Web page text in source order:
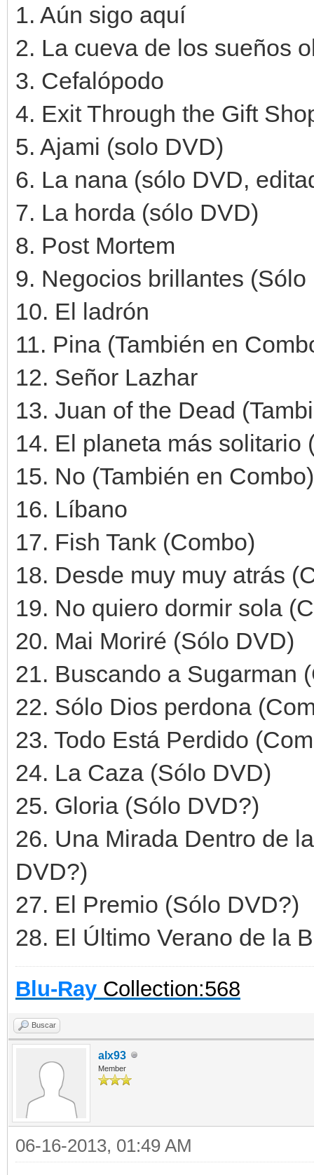
1. Aún sigo aquí
2. La cueva de los sueños
3. Cefalópodo
4. Exit Through the Gift
5. Ajami (solo DVD)
6. La nana (sólo DVD,
7. La horda (sólo DVD)
8. Post Mortem
9. Negocios brillantes (Sólo
10. El ladrón
11. Pina (También en
12. Señor Lazhar
13. Juan of the Dead
14. El planeta más solitario
15. No (También en Combo)
16. Líbano
17. Fish Tank (Combo)
18. Desde muy muy atrás
19. No quiero dormir sola
20. Mai Moriré (Sólo DVD)
21. Buscando a Sugarman
22. Sólo Dios perdona
23. Todo Está Perdido
24. La Caza (Sólo DVD)
25. Gloria (Sólo DVD?)
26. Una Mirada Dentro de
DVD?)
27. El Premio (Sólo DVD?)
28. El Último Verano de la
Blu-Ray Collection:568
Buscar
alx93
Member
06-16-2013, 01:49 AM